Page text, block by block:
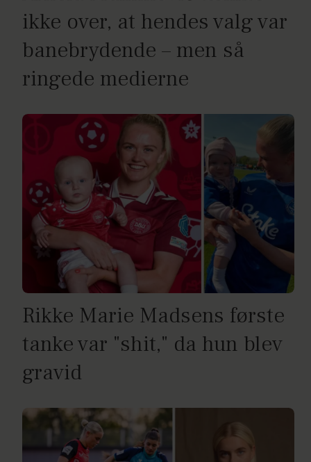
ikke over, at hendes valg var
banebrydende – men så
ringede medierne
Rikke Marie Madsens første
tanke var "shit," da hun blev
gravid